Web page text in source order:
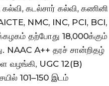
கடல்சார் கல்வி, கணினி
NMC, INC, PCI, BCI,
தற்போது 18,000க்கும்
NAAC A++ தரச் சான்றிதழ்
வழங்கி, UGC 12(B)
101–150 இடம்